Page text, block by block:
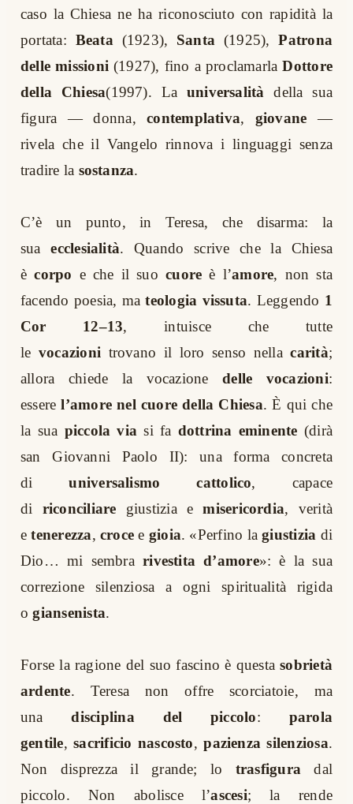
caso la Chiesa ne ha riconosciuto con rapidità la
portata: Beata (1923), Santa (1925), Patrona
delle missioni (1927), fino a proclamarla Dottore
della Chiesa(1997). La universalità
della sua
figura — donna,
contemplativa, giovane
—
rivela che il Vangelo rinnova i linguaggi senza
tradire la sostanza.
C’è un punto, in Teresa, che disarma: la
sua
ecclesialità. Quando scrive che la Chiesa
è corpo e che il suo cuore è l’amore, non sta
facendo poesia, ma teologia vissuta. Leggendo 1
Cor 12–13, intuisce che tutte
le vocazioni trovano il loro senso nella carità;
allora chiede la vocazione
delle vocazioni:
essere l’amore nel cuore della Chiesa. È qui che
la sua piccola via si fa dottrina eminente (dirà
san Giovanni Paolo II): una forma concreta
di
universalismo cattolico, capace
di
riconciliare giustizia e misericordia, verità
e tenerezza, croce e gioia. «Perfino la giustizia di
Dio… mi sembra rivestita d’amore»: è la sua
correzione silenziosa a ogni spiritualità rigida
o giansenista.
Forse la ragione del suo fascino è questa sobrietà
ardente. Teresa non offre scorciatoie, ma
una
disciplina del piccolo:
parola
gentile, sacrificio nascosto, pazienza silenziosa.
Non disprezza il grande; lo
trasfigura
dal
piccolo. Non abolisce l’ascesi; la rende